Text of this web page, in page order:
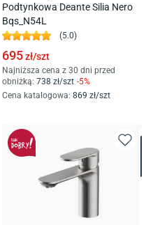
Podtynkowa Deante Silia Nero
Bqs_N54L
(5.0)
695zł/szt
Najniższa cena z 30 dni przed
obniżką: 738 zł/szt -5%
Cena katalogowa: 869 zł/szt